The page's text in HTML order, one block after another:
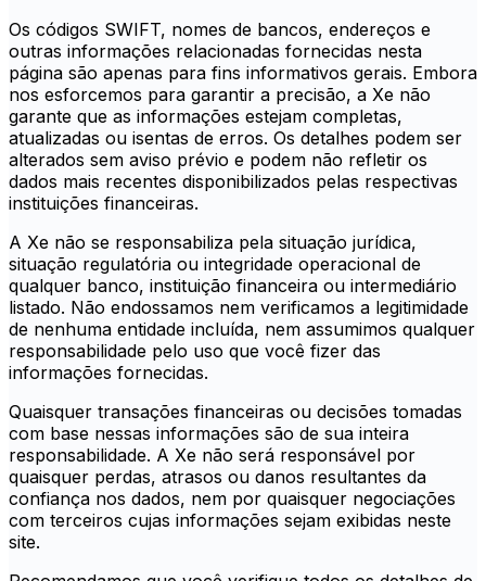
Os códigos SWIFT, nomes de bancos, endereços e
outras informações relacionadas fornecidas nesta
página são apenas para fins informativos gerais. Embora
nos esforcemos para garantir a precisão, a Xe não
garante que as informações estejam completas,
atualizadas ou isentas de erros. Os detalhes podem ser
alterados sem aviso prévio e podem não refletir os
dados mais recentes disponibilizados pelas respectivas
instituições financeiras.
A Xe não se responsabiliza pela situação jurídica,
situação regulatória ou integridade operacional de
qualquer banco, instituição financeira ou intermediário
listado. Não endossamos nem verificamos a legitimidade
de nenhuma entidade incluída, nem assumimos qualquer
responsabilidade pelo uso que você fizer das
informações fornecidas.
Quaisquer transações financeiras ou decisões tomadas
com base nessas informações são de sua inteira
responsabilidade. A Xe não será responsável por
quaisquer perdas, atrasos ou danos resultantes da
confiança nos dados, nem por quaisquer negociações
com terceiros cujas informações sejam exibidas neste
site.